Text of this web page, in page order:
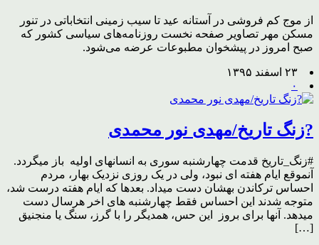
از موج کم فروشی در آستانه عید تا سیب زمینی انتخاباتی در تنور
مسکن مهر تصاویر صفحه نخست روزنامه‌های سیاسی کشور که
صبح امروز در پیشخوان مطبوعات عرضه می‌شود.
۲۳ اسفند ۱۳۹۵
۰
?زنگ تاریخ/مهدی نور محمدی
#زنگ_تاریخ قدمت چهارشنبه سوری به انسانهای اولیه باز میگردد.
آنموقع ایام هفته ای نبود، ولی در یک روزی نزدیک بهار، مردم
احساس ترکاندن بهشان دست میداد. بعدها که ایام هفته درست شد،
متوجه شدند این احساس فقط چهارشنبه های اخر هرسال دست
میدهد. آنها برای بروز این حس، همدیگر را با گرز، سنگ یا منجنیق
[…]